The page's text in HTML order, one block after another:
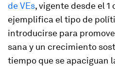
de VEs, vigente desde el 1
ejemplifica el tipo de
introducirse para
sana y un crecimiento
tiempo que se apaciguan